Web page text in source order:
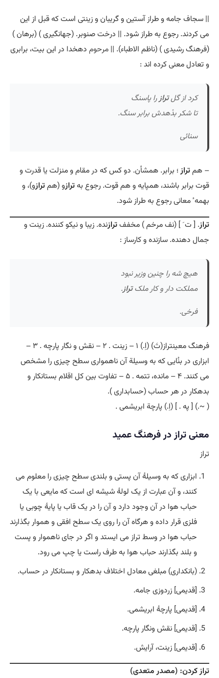
|| سجاف جامه و طراز آستین و گریبان و زینتی است که قبل از این
می کردند. رجوع به طراز شود. || درخت صنوبر. (جهانگیری ) (برهان )
(فرهنگ رشیدی ) (ناظم الاطباء). || مرحوم دهخدا در این بیت، برابری
و تعادل معنی کرده اند :
کرد از گلترازرا پاسنگ
تا شکر بدْهدش برابر سنگ.
سنائی
– همتراز ؛ برابر. همشأن. دو کس که در مقام و منزلت یا قدرت و
قوت برابر باشند، همپایه و هم قوت. رجوع بهترازو (همترازو)، و
بهمه ٔ معانی رجوع به طراز شود.
تراز. [ ت َ ] (نف مرخم ) مخففترازنده. زیبا و نیکو کننده. زینت و
جمال دهنده. سازنده و کارساز :
هیچ شه را چنین وزیر نبود
مملکت دار و کار ملکتراز.
فرخی.
فرهنگ معینتراز(تَ) (اِ.) ۱ – زینت . ۲ – نقش و نگار پارچه . ۳ –
ابزاری در بنُایی که به وسیلة آن ناهمواری سطح چیزی را مشخص
می کنند. ۴ – مانده، تتمه . ۵ – تفاوت بین کل اقلام بستانکار و
بدهکار در هر حساب (حسابداری ).
( ~.) [ په . ] (اِ.) پارچة ابریشمی .
معنی تراز در فرهنگ عمید
تراز
ابزاری که به وسیلۀ آن پستی و بلندی سطح چیزی را معلوم می
کنند، و آن عبارت از یک لولۀ شیشه ای است که مایعی با یک
حباب هوا در آن وجود دارد و آن را در یک قاب یا پایۀ چوبی یا
فلزی قرار داده و هرگاه آن را روی یک سطح افقی و هموار بگذارند
حباب هوا در وسط تراز می ایستد و اگر در جای ناهموار و پست
و بلند بگذارند حباب هوا به طرف راست یا چپ می رود.
(بانکداری) مبلغی معادل اختلاف بدهکار و بستانکار در حساب.
[قدیمی] زردوزی جامه.
[قدیمی] پارچۀ ابریشمی.
[قدیمی] نقش ونگار پارچه.
[قدیمی] زینت، آرایش.
تراز کردن: (مصدر متعدی)